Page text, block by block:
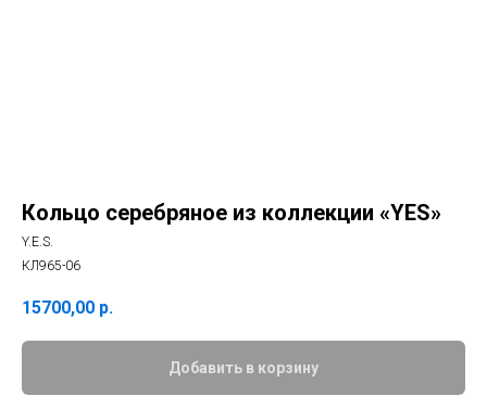
Кольцо серебряное из коллекции «YES»
Y.E.S.
КЛ965-06
15700,00 р.
Добавить в корзину